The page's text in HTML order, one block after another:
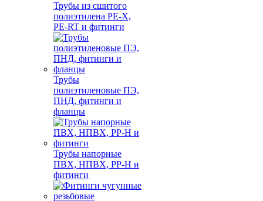
Трубы из сшитого
полиэтилена PE-X,
PE-RT и фитинги
Трубы
полиэтиленовые ПЭ,
ПНД, фитинги и
фланцы
Трубы напорные
ПВХ, НПВХ, PP-H и
фитинги